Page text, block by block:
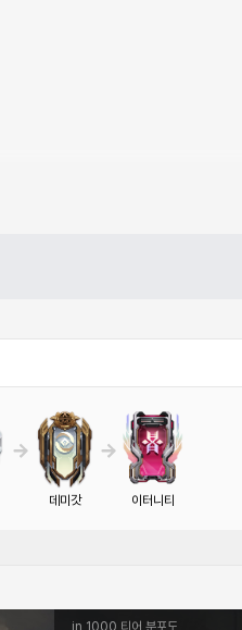
데미갓 이터니티
in 1000 티어 분포도